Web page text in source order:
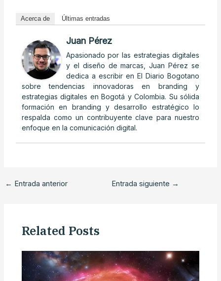
Acerca de Últimas entradas
Juan Pérez
Apasionado por las estrategias digitales
y el diseño de marcas, Juan Pérez se
dedica a escribir en El Diario Bogotano
sobre tendencias innovadoras en branding y
estrategias digitales en Bogotá y Colombia. Su sólida
formación en branding y desarrollo estratégico lo
respalda como un contribuyente clave para nuestro
enfoque en la comunicación digital.
← Entrada anterior Entrada siguiente →
Related Posts